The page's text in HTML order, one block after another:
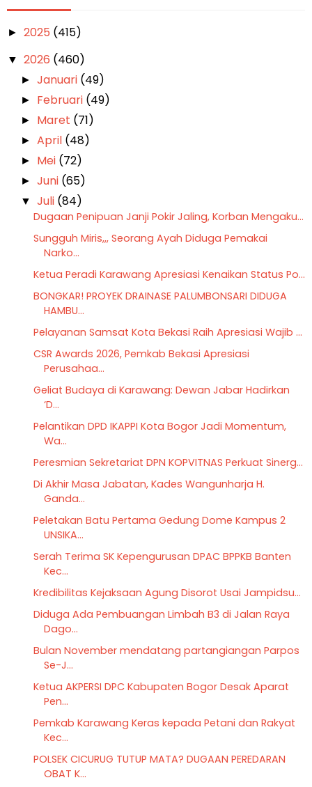
► 2025 (415)
▼ 2026 (460)
►Januari (49)
► Februari (49)
► Maret (71)
► April (48)
► Mei (72)
►Juni (65)
▼Juli (84)
Dugaan Penipuan Janji Pokir Jaling, Korban Mengaku...
Sungguh Miris,,, Seorang Ayah Diduga Pemakai
Narko...
Ketua Peradi Karawang Apresiasi Kenaikan Status Po...
BONGKAR! PROYEK DRAINASE PALUMBONSARI DIDUGA
HAMBU...
Pelayanan Samsat Kota Bekasi Raih Apresiasi Wajib ...
CSR Awards 2026, Pemkab Bekasi Apresiasi
Perusahaa...
Geliat Budaya di Karawang: Dewan Jabar Hadirkan
‘D...
Pelantikan DPD IKAPPI Kota Bogor Jadi Momentum,
Wa...
Peresmian Sekretariat DPN KOPVITNAS Perkuat Sinerg...
‎Di Akhir Masa Jabatan, Kades Wangunharja H.
Ganda...
Peletakan Batu Pertama Gedung Dome Kampus 2
UNSIKA...
Serah Terima SK Kepengurusan DPAC BPPKB Banten
Kec...
Kredibilitas Kejaksaan Agung Disorot Usai Jampidsu...
Diduga Ada Pembuangan Limbah B3 di Jalan Raya
Dago...
Bulan November mendatang partangiangan Parpos
Se-J...
Ketua AKPERSI DPC Kabupaten Bogor Desak Aparat
Pen...
Pemkab Karawang Keras kepada Petani dan Rakyat
Kec...
POLSEK CICURUG TUTUP MATA? DUGAAN PEREDARAN
OBAT K...